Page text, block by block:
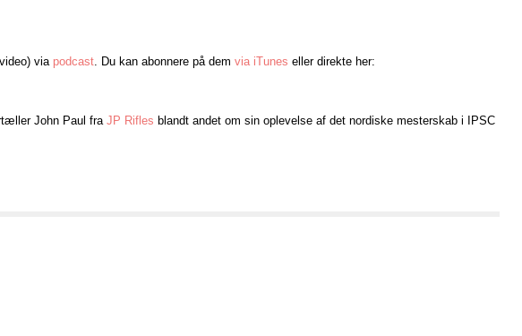
via podcast. Du kan abonnere på dem via iTunes eller direkte her:
John Paul fra JP Rifles blandt andet om sin oplevelse af det nordiske mesterskab i IPSC